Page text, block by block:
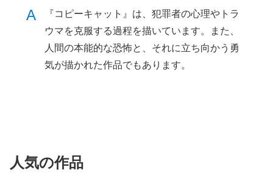
A
『コピーキャット』は、犯罪者の心理やトラ
ウマを克服する過程を描いています。また、
人間の本能的な恐怖と、それに立ち向かう勇
気が描かれた作品でもあります。
人気の作品